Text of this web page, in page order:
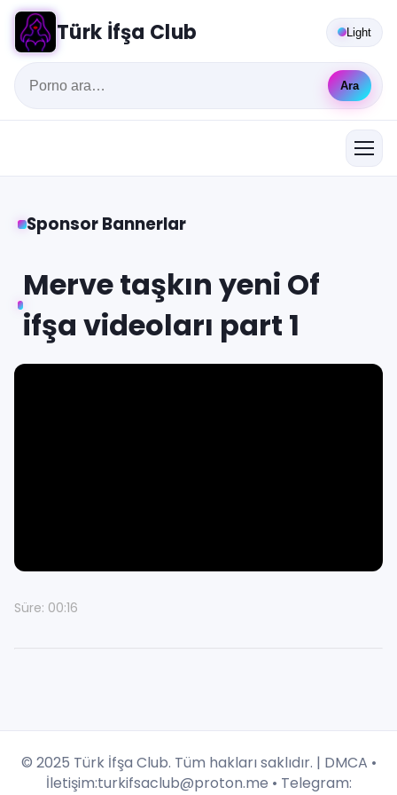
Türk İfşa Club
Ara
Light
Sponsor Bannerlar
Merve taşkın yeni Of
ifşa videoları part 1
Süre: 00:16
© 2025 Türk İfşa Club. Tüm hakları saklıdır. | DMCA •
İletişim:turkifsaclub@proton.me • Telegram: